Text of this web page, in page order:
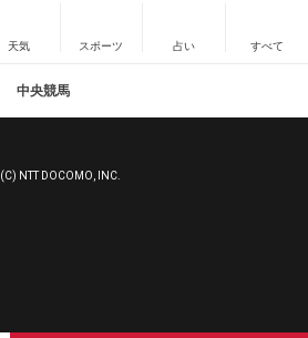
天気 スポーツ 占い すべて
中央競馬
(C) NTT DOCOMO, INC.